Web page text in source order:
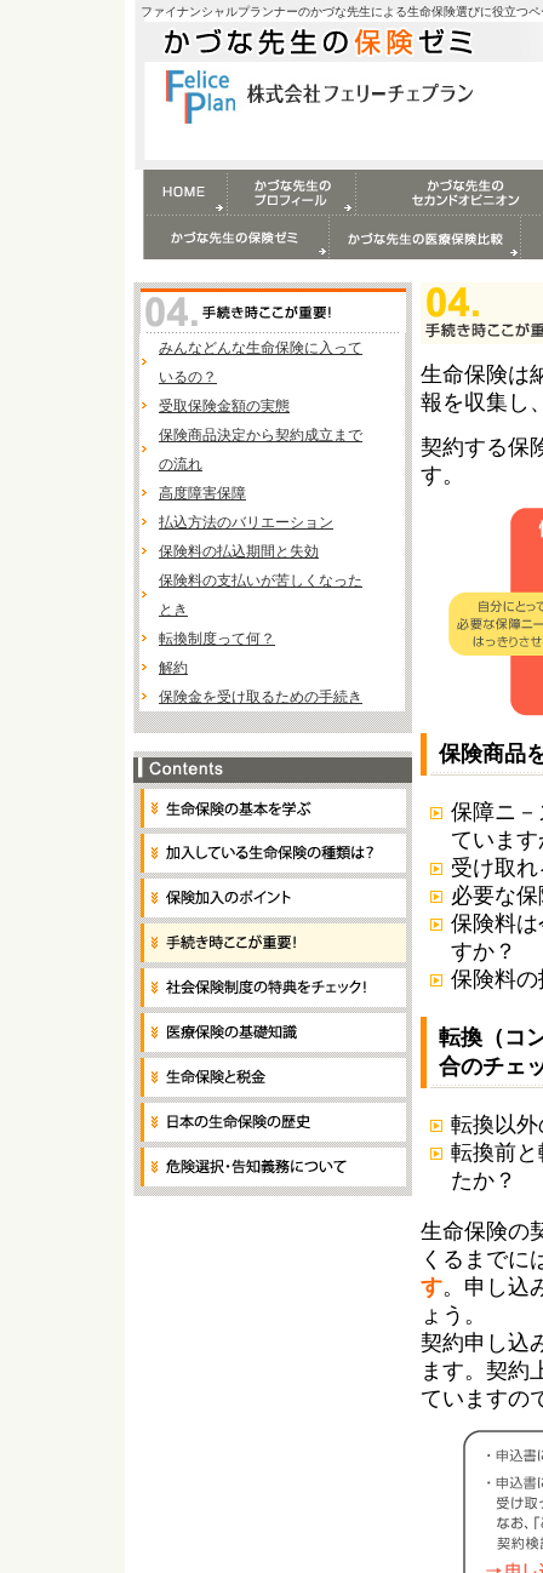
ファイナンシャルプランナーのかづな先生による生命保険選びに役立つ
みんなどんな生命保険に入って
いるの？
受取保険金額の実態
保険商品決定から契約成立まで
の流れ
高度障害保障
払込方法のバリエーション
保険料の払込期間と失効
保険料の支払いが苦しくなった
とき
転換制度って何？
解約
保険金を受け取るための手続き
生命保険は
報を収集し
契約する保
す。
保険商品
保障ニ
ていま
受け取
必要な
保険料
すか？
保険料
転換（コ
合のチェ
転換以
転換前
たか？
生命保険の
くるまでに
す。申し込
ょう。
契約申し込
ます。契約
ていますの